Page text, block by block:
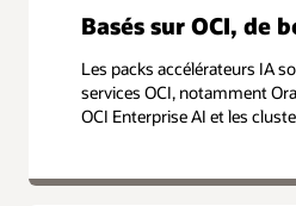
Basés sur OCI, de
Les packs accélérateurs IA
services OCI, notamment
OCI Enterprise AI et les